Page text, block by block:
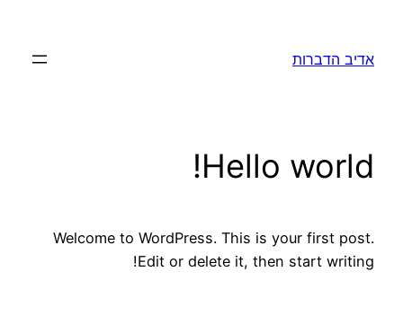
אדיב הדברות
Hello world!
Welcome to WordPress. This is your first post.
Edit or delete it, then start writing!